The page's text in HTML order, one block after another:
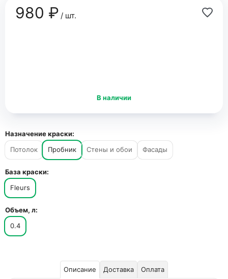
980 ₽/ шт.
В наличии
Назначение краски:
Потолок
Пробник Стены и обои Фасады
База краски:
Fleurs
Объем, л:
0.4
Описание Доставка Оплата